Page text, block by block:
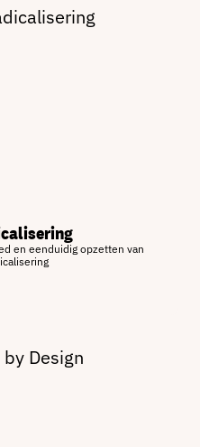
en eenduidig opzetten van